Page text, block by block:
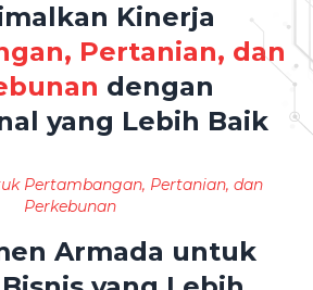
Kinerja
Pertanian, dan
dengan
yang Lebih Baik
Pertambangan, Pertanian, dan
Perkebunan
Armada untuk